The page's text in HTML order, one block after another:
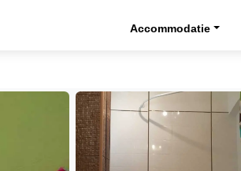
Accommodatie